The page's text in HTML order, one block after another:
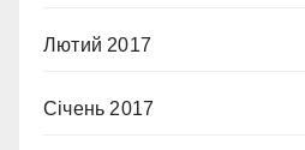
Лютий 2017
Січень 2017